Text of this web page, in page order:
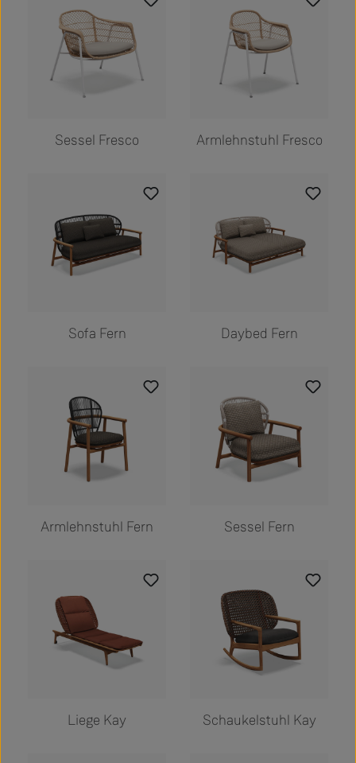
Sessel Fresco Armlehnstuhl Fresco
Sofa Fern Daybed Fern
Armlehnstuhl Fern Sessel Fern
Liege Kay Schaukelstuhl Kay